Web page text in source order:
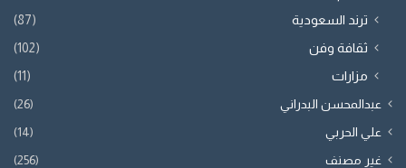
ترند السعودية
(87)
ثقافة وفن
(102)
مزارات
(11)
عبدالمحسن البدراني (26)
علي الحربي (14)
غير مصنف (256)